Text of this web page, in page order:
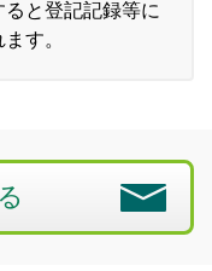
と登記記録等に
す。